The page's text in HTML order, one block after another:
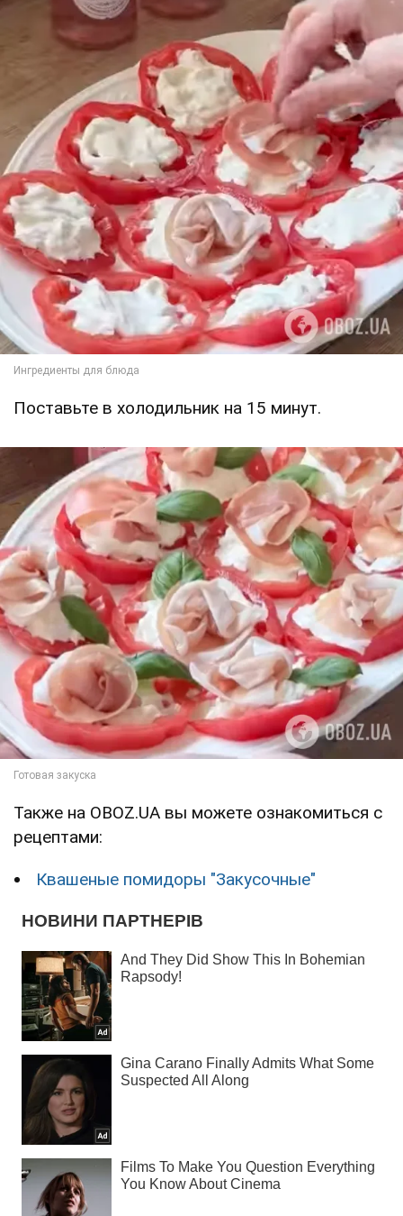
Поставьте в холодильник на 15 минут.
Также на OBOZ.UA вы можете ознакомиться с
рецептами:
Квашеные помидоры "Закусочные"